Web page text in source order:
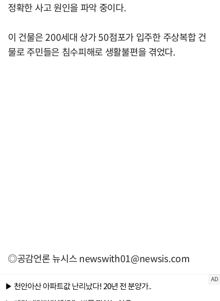
정확한 사고 원인을 파악 중이다.
이 건물은 200세대 상가 50점포가 입주한 주상복합 건
물로 주민들은 침수피해로 생활불편을 겪었다.
◎공감언론 뉴시스newswith01@newsis.com